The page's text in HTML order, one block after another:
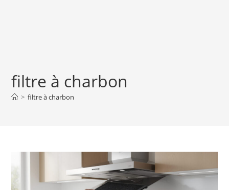
filtre à charbon
> filtre à charbon